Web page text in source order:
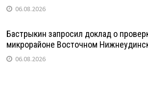
06.08.2026
Бастрыкин запросил доклад о
микрорайоне Восточном
06.08.2026